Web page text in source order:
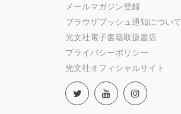
メールマガジン登録
ブラウザプッシュ通知について
光文社電子書籍取扱書店
プライバシーポリシー
光文社オフィシャルサイト